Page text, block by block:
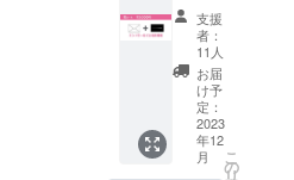
(注)DV
D以外の
リター
ンは
2023年
11月に
お届け
しま
す。
お近く
の劇場
で上映
されな
い事が
あって
も払い
戻しは
できま
ロール
にお名
前掲載
（個人
さま向
け）
（注）
映画の
エンド
支援
者：
11人
お届
け予
定：
2023
年12
月
こ
の